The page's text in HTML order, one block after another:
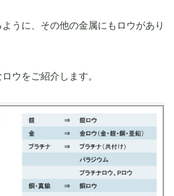
うに、その他の金属にもロウがあり
ウをご紹介します。